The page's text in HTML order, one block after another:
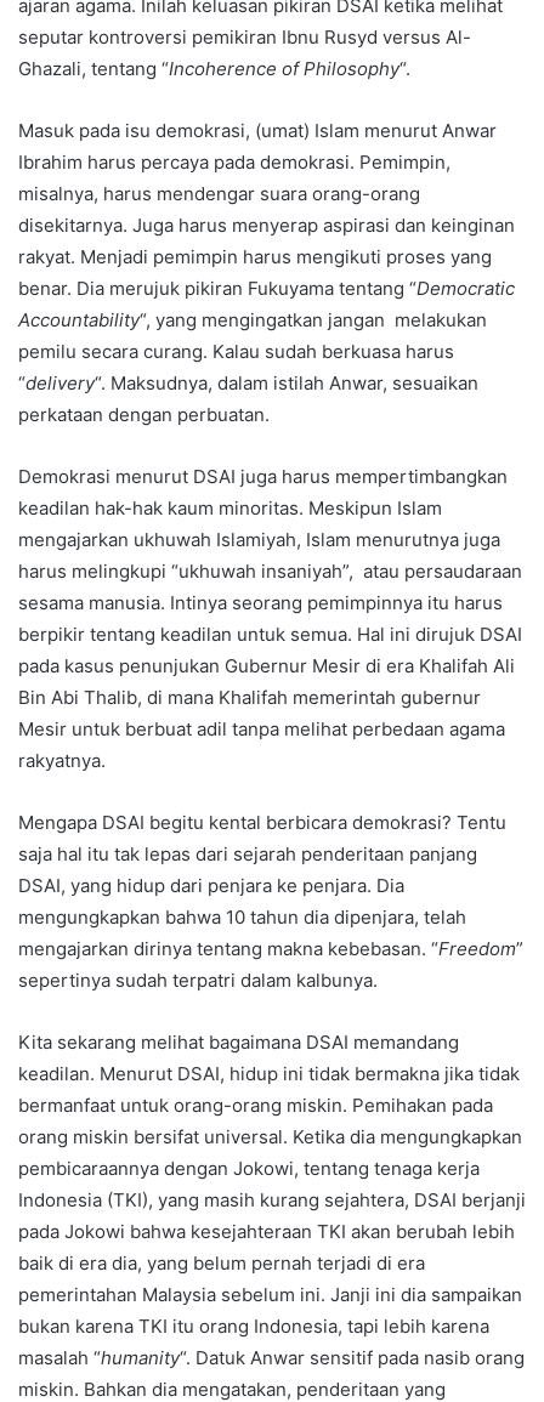
ajaran agama. Inilah keluasan pikiran DSAI ketika melihat
seputar kontroversi pemikiran Ibnu Rusyd versus Al-
Ghazali, tentang “Incoherence of Philosophy“.
Masuk pada isu demokrasi, (umat) Islam menurut Anwar
Ibrahim harus percaya pada demokrasi. Pemimpin,
misalnya, harus mendengar suara orang-orang
disekitarnya. Juga harus menyerap aspirasi dan keinginan
rakyat. Menjadi pemimpin harus mengikuti proses yang
benar. Dia merujuk pikiran Fukuyama tentang “Democratic
Accountability“, yang mengingatkan jangan melakukan
pemilu secara curang. Kalau sudah berkuasa harus
“delivery“. Maksudnya, dalam istilah Anwar, sesuaikan
perkataan dengan perbuatan.
Demokrasi menurut DSAI juga harus mempertimbangkan
keadilan hak-hak kaum minoritas. Meskipun Islam
mengajarkan ukhuwah Islamiyah, Islam menurutnya juga
harus melingkupi “ukhuwah insaniyah”, atau persaudaraan
sesama manusia. Intinya seorang pemimpinnya itu harus
berpikir tentang keadilan untuk semua. Hal ini dirujuk DSAI
pada kasus penunjukan Gubernur Mesir di era Khalifah Ali
Bin Abi Thalib, di mana Khalifah memerintah gubernur
Mesir untuk berbuat adil tanpa melihat perbedaan agama
rakyatnya.
Mengapa DSAI begitu kental berbicara demokrasi? Tentu
saja hal itu tak lepas dari sejarah penderitaan panjang
DSAI, yang hidup dari penjara ke penjara. Dia
mengungkapkan bahwa 10 tahun dia dipenjara, telah
mengajarkan dirinya tentang makna kebebasan. “Freedom”
sepertinya sudah terpatri dalam kalbunya.
Kita sekarang melihat bagaimana DSAI memandang
keadilan. Menurut DSAI, hidup ini tidak bermakna jika tidak
bermanfaat untuk orang-orang miskin. Pemihakan pada
orang miskin bersifat universal. Ketika dia mengungkapkan
pembicaraannya dengan Jokowi, tentang tenaga kerja
Indonesia (TKI), yang masih kurang sejahtera, DSAI berjanji
pada Jokowi bahwa kesejahteraan TKI akan berubah lebih
baik di era dia, yang belum pernah terjadi di era
pemerintahan Malaysia sebelum ini. Janji ini dia sampaikan
bukan karena TKI itu orang Indonesia, tapi lebih karena
masalah “humanity“. Datuk Anwar sensitif pada nasib orang
miskin. Bahkan dia mengatakan, penderitaan yang